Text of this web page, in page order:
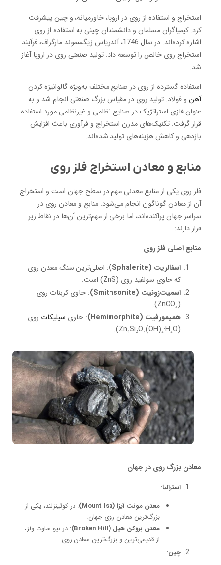
استخراج و استفاده از روی در اروپا، خاورمیانه، و چین پیشرفت
کرد. کیمیاگران مسلمان و دانشمندان چینی به استفاده از روی
اشاره کرده‌اند. در سال 1746، آندریاس زیگسموند مارگراف، فرآیند
استخراج روی خالص را توسعه داد. تولید صنعتی روی در اروپا آغاز
شد.
استفاده گسترده از روی در صنایع مختلف به‌ویژه گالوانیزه کردن
آهن و فولاد. تولید روی در مقیاس بزرگ صنعتی انجام شد و به
عنوان فلزی استراتژیک در صنایع نظامی و غیرنظامی مورد استفاده
قرار گرفت. تکنیک‌های مدرن استخراج و فرآوری باعث افزایش
بازدهی و کاهش هزینه‌های تولید شده‌اند.
منابع و معادن استخراج فلز روی
فلز روی یکی از منابع معدنی مهم در سطح جهان است و استخراج
آن از معادن گوناگون انجام می‌شود. منابع و معادن روی در
سراسر جهان پراکنده‌اند، اما برخی از مهم‌ترین آن‌ها در نقاط زیر
قرار دارند:
منابع اصلی فلز روی
اسفالریت (Sphalerite)
: اصلی‌ترین سنگ معدن روی
که حاوی سولفید روی (ZnS) است.
اسمیت‌زونیت (Smithsonite)
: حاوی کربنات روی
(ZnCO₃).
همیمورفیت (Hemimorphite)
: حاوی سیلیکات روی
(Zn₄Si₂O₇(OH)₂·H₂O).
معادن بزرگ روی در جهان
استرالیا:
معدن مونت آیزا (Mount Isa)
: در کوئینزلند، یکی از
بزرگ‌ترین معادن روی جهان.
معدن بروکن هیل (Broken Hill)
: در نیو ساوت ولز،
از قدیمی‌ترین و بزرگ‌ترین معادن روی.
چین: